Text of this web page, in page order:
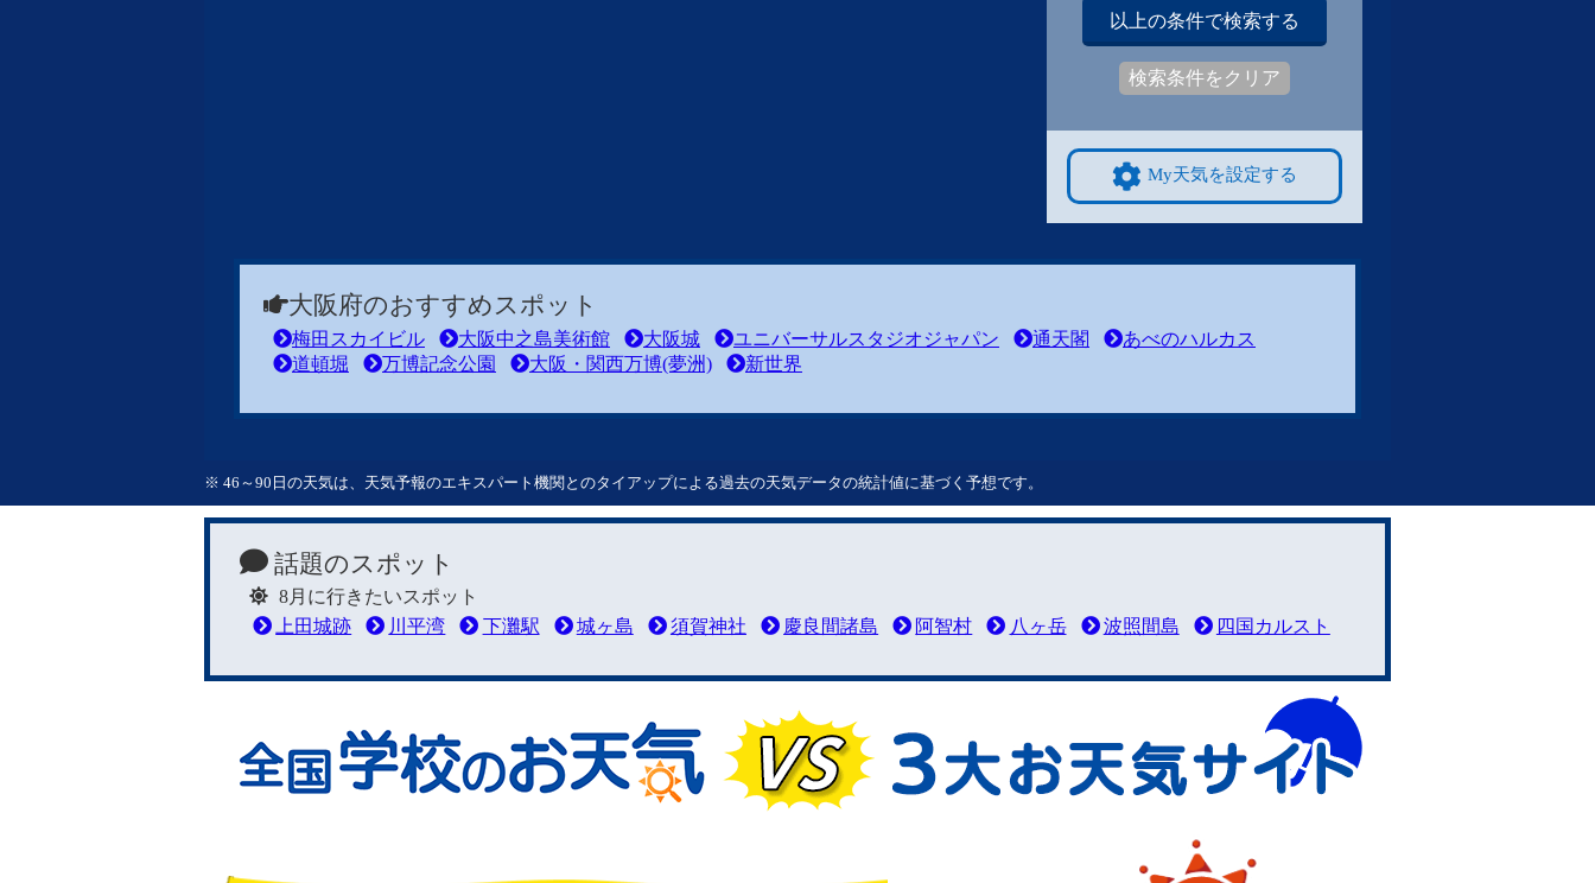
以上の条件で検索する
検索条件をクリア
My天気を設定する
大阪府のおすすめスポット
梅田スカイビル 大阪中之島美術館 大阪城 ユニバーサルスタジオジャパン 通天閣
あべのハルカス
道頓堀
万博記念公園 大阪・関西万博(夢洲) 新世界
※ 46～90日の天気は、天気予報のエキスパート機関とのタイアップによる過去の天気データの統計値に基づく予想です。
話題のスポット
8月に行きたいスポット
上田城跡
川平湾 下灘駅 城ヶ島 須賀神社 慶良間諸島 阿智村 八ヶ岳 波照間島 四国カルスト